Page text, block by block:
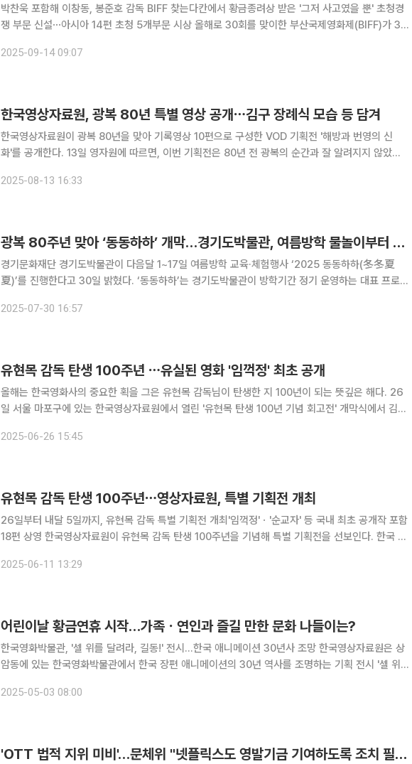
박찬욱 포함해 이창동, 봉준호 감독 BIFF 찾는다칸에서 황금종려상 받은 '그저 사고였을 뿐' 초청경
쟁 부문 신설⋯아시아 14편 초청 5개부문 시상 올해로 30회를 맞이한 부산국제영화제(BIFF)가 3
다. 14일 영화계에 따르면, 올해 BIFF의 공식 상
2025-09-14 09:07
한국영상자료원, 광복 80년 특별 영상 공개⋯김구 장례식 모습 등 담겨
한국영상자료원이 광복 80년을 맞아 기록영상 10편으로 구성한 VOD 기획전 '해방과 번영의 신
화'를 공개한다. 13일 영자원에 따르면, 이번 기획전은 80년 전 광복의 순간과 잘 알려지지 않았던
환의 파리위원부 활동 모습, 김구 주석 장례식, 해방된 서울
2025-08-13 16:33
광복 80주년 맞아 ‘동동하하’ 개막…경기도박물관, 여름방학 물놀이부터 보물찾기까지
경기문화재단 경기도박물관이 다음달 1~17일 여름방학 교육·체험행사 ‘2025 동동하하(冬冬夏
夏)’를 진행한다고 30일 밝혔다. ‘동동하하’는 경기도박물관이 방학기간 정기 운영하는 대표 프로그
2025-07-30 16:57
유현목 감독 탄생 100주년 ⋯유실된 영화 '임꺽정' 최초 공개
올해는 한국영화사의 중요한 획을 그은 유현목 감독님이 탄생한 지 100년이 되는 뜻깊은 해다. 26
일 서울 마포구에 있는 한국영상자료원에서 열린 '유현목 탄생 100년 기념 회고전' 개막식에서 김홍
가"라며 "시대의 모순 날카롭게 직시하면서도 장르와 형식의
2025-06-26 15:45
유현목 감독 탄생 100주년⋯영상자료원, 특별 기획전 개최
26일부터 내달 5일까지, 유현목 감독 특별 기획전 개최'임꺽정'ㆍ'순교자' 등 국내 최초 공개작 포함
18편 상영 한국영상자료원이 유현목 감독 탄생 100주년을 기념해 특별 기획전을 선보인다. 한국 리
련됐다. 영상자료원은 11일 "유현목 감독의 대표작은 물
2025-06-11 13:29
어린이날 황금연휴 시작…가족ㆍ연인과 즐길 만한 문화 나들이는?
한국영화박물관, '셀 위를 달려라, 길동!' 전시…한국 애니메이션 30년사 조망 한국영상자료원은 상
암동에 있는 한국영화박물관에서 한국 장편 애니메이션의 30년 역사를 조명하는 기획 전시 '셀 위
메이션 대표작들을 소개한다. 최근 '퇴마록', '
2025-05-03 08:00
'OTT 법적 지위 미비'…문체위 "넷플릭스도 영발기금 기여하도록 조치 필요"